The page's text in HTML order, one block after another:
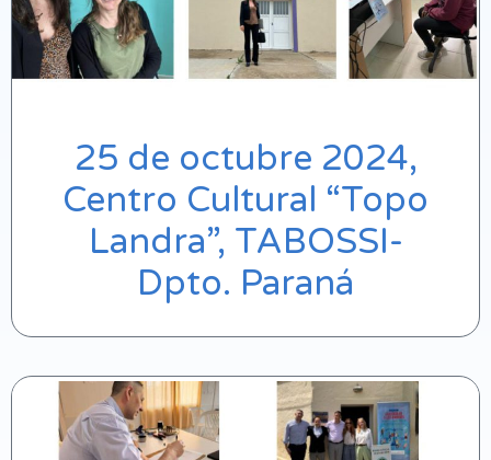
25 de octubre 2024,
Centro Cultural “Topo
Landra”, TABOSSI-
Dpto. Paraná